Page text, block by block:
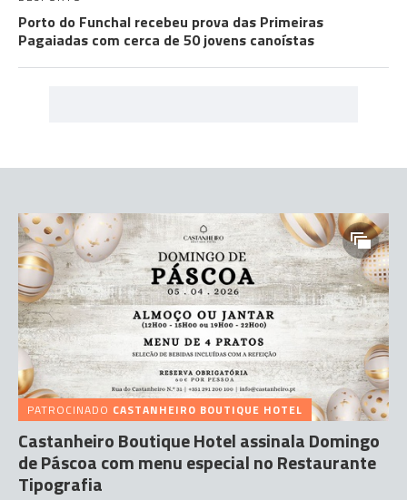
Porto do Funchal recebeu prova das Primeiras
Pagaiadas com cerca de 50 jovens canoístas
PATROCINADO CASTANHEIRO BOUTIQUE HOTEL
Castanheiro Boutique Hotel assinala Domingo
de Páscoa com menu especial no Restaurante
Tipografia